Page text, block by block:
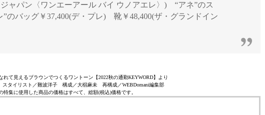
ジャパン〈ワンエーアール バイ ウノアエレ〉) “アネ”のス
”のバッグ￥37,400(デ・プレ) 靴￥48,400(ザ・グランドイン
れて見えるブラウンでつくるワントーン【2022秋の通勤KEYWORD】より
タイリスト／難波洋子 構成／大椙麻未 再構成／WEBDomani編集部
特集に使用した商品の価格はすべて、総額(税込)価格です。